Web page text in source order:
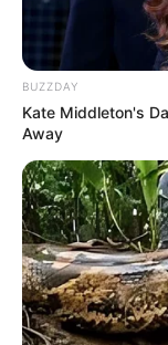
Serem! 9
Pelanggan Ini
Merinding
BUZZDAY
Kate Middleton's
Away